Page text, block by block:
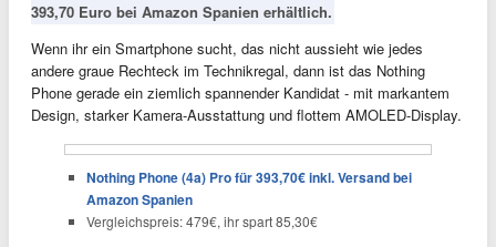
393,70 Euro bei Amazon Spanien erhältlich.
Wenn ihr ein Smartphone sucht, das nicht aussieht wie jedes
andere graue Rechteck im Technikregal, dann ist das Nothing
Phone gerade ein ziemlich spannender Kandidat - mit markantem
Design, starker Kamera-Ausstattung und flottem AMOLED-Display.
Nothing Phone (4a) Pro für 393,70€ inkl. Versand bei
Amazon Spanien
Vergleichspreis: 479€, ihr spart 85,30€